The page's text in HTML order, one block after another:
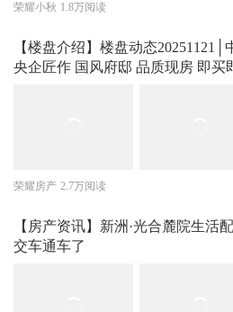
荣耀小秋 1.8万阅读
【楼盘介绍】楼盘动态20251121│
央企匠作 国风府邸 品质现房 即买
荣耀房产 2.7万阅读
【房产资讯】新洲·光合麓院生活
交车通车了